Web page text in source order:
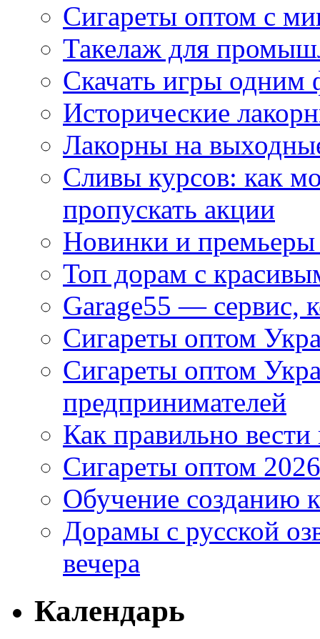
Сигареты оптом с
Такелаж для
Скачать игры одним
Исторические
Лакорны на
Сливы курсов: как
пропускать акции
Новинки и
Топ дорам с
Garage55 — сервис,
Сигареты оптом
Сигареты оптом
предпринимателей
Как правильно
Сигареты оптом
Обучение созданию
Дорамы с русской
вечера
Календарь